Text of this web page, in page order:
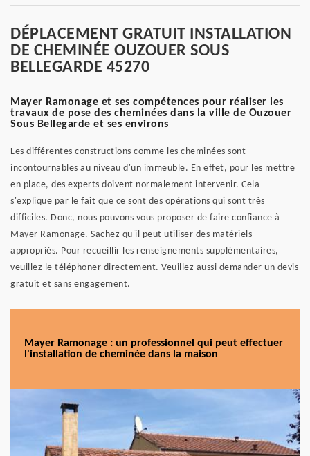
DÉPLACEMENT GRATUIT INSTALLATION
DE CHEMINÉE OUZOUER SOUS
BELLEGARDE 45270
Mayer Ramonage et ses compétences pour réaliser les
travaux de pose des cheminées dans la ville de Ouzouer
Sous Bellegarde et ses environs
Les différentes constructions comme les cheminées sont
incontournables au niveau d'un immeuble. En effet, pour les mettre
en place, des experts doivent normalement intervenir. Cela
s'explique par le fait que ce sont des opérations qui sont très
difficiles. Donc, nous pouvons vous proposer de faire confiance à
Mayer Ramonage. Sachez qu'il peut utiliser des matériels
appropriés. Pour recueillir les renseignements supplémentaires,
veuillez le téléphoner directement. Veuillez aussi demander un devis
gratuit et sans engagement.
Mayer Ramonage : un professionnel qui peut effectuer
l'installation de cheminée dans la maison